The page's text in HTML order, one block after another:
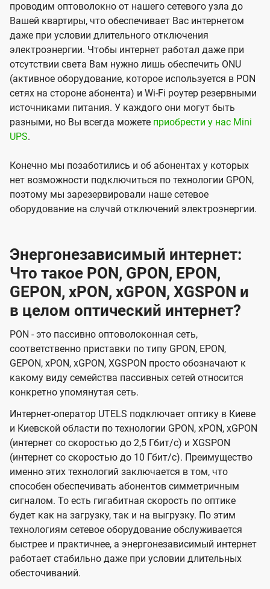
проводим оптоволокно от нашего сетевого узла до
Вашей квартиры, что обеспечивает Вас интернетом
даже при условии длительного отключения
электроэнергии. Чтобы интернет работал даже при
отсутствии света Вам нужно лишь обеспечить ONU
(активное оборудование, которое используется в PON
сетях на стороне абонента) и Wi-Fi роутер резервными
источниками питания. У каждого они могут быть
разными, но Вы всегда можете приобрести у нас Mini
UPS.
Конечно мы позаботились и об абонентах у которых
нет возможности подключиться по технологии GPON,
поэтому мы зарезервировали наше сетевое
оборудование на случай отключений электроэнергии.
Энергонезависимый интернет:
Что такое PON, GPON, EPON,
GEPON, xPON, xGPON, XGSPON и
в целом оптический интернет?
PON - это пассивно оптоволоконная сеть,
соответственно приставки по типу GPON, EPON,
GEPON, xPON, xGPON, XGSPON просто обозначают к
какому виду семейства пассивных сетей относится
конкретно упомянутая сеть.
Интернет-оператор UTELS подключает оптику в Киеве
и Киевской области по технологии GPON, xPON, xGPON
(интернет со скоростью до 2,5 Гбит/с) и XGSPON
(интернет со скоростью до 10 Гбит/с). Преимущество
именно этих технологий заключается в том, что
способен обеспечивать абонентов симметричным
сигналом. То есть гигабитная скорость по оптике
будет как на загрузку, так и на выгрузку. По этим
технологиям сетевое оборудование обслуживается
быстрее и практичнее, а энергонезависимый интернет
работает стабильно даже при условии длительных
обесточиваний.